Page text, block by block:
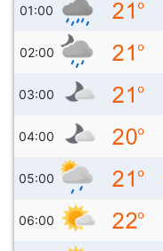
01:00
02:00
03:00
04:00
05:00
06:00